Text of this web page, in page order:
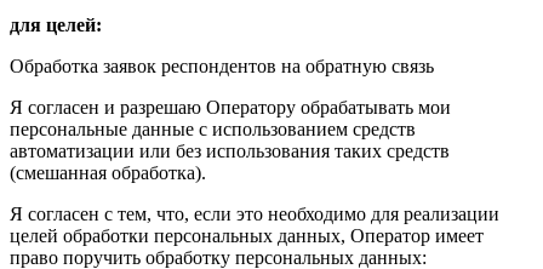
для целей:
Обработка заявок респондентов на обратную связь
Я согласен и разрешаю Оператору обрабатывать мои
персональные данные с использованием средств
автоматизации или без использования таких средств
(смешанная обработка).
Я согласен с тем, что, если это необходимо для реализации
целей обработки персональных данных, Оператор имеет
право поручить обработку персональных данных: